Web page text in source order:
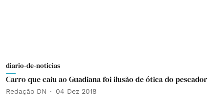
diario-de-noticias
Carro que caiu ao Guadiana foi ilusão de ótica do pescador
Redação DN 04 Dez 2018